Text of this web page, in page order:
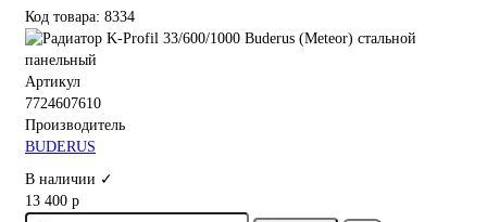
Код товара: 8334
Артикул
7724607610
Производитель
BUDERUS
В наличии ✓
13 400 р